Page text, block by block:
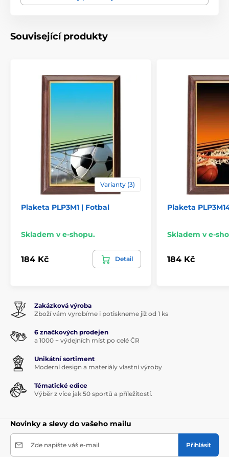
Související produkty
Varianty (3)
Plaketa PLP3M1 | Fotbal
Skladem v e-shopu.
184 Kč Detail
Plaketa
Skladem v e-
184 Kč
Zakázková výroba
Zboží vám vyrobíme i potiskneme již od 1 ks
6 značkových prodejen
a 1000 + výdejních míst po celé ČR
Unikátní sortiment
Moderní design a materiály vlastní výroby
Tématické edice
Výběr z více jak 50 sportů a příležitostí.
Novinky a slevy do vašeho mailu
Zde napište váš e-mail Přihlásit